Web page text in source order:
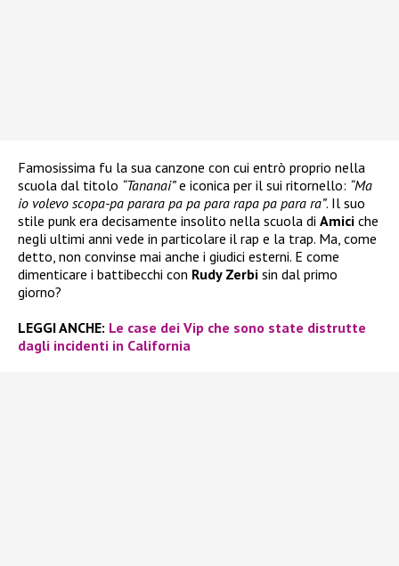
Famosissima fu la sua canzone con cui entrò proprio nella
scuola dal titolo “Tananai”e iconica per il sui ritornello: “Ma
io volevo scopa-pa parara pa pa para rapa pa para ra”. Il suo
stile punk era decisamente insolito nella scuola di Amici che
negli ultimi anni vede in particolare il rap e la trap. Ma, come
detto, non convinse mai anche i giudici esterni. E come
dimenticare i battibecchi con Rudy Zerbi sin dal primo
giorno?
LEGGI ANCHE: Le case dei Vip che sono state distrutte
dagli incidenti in California